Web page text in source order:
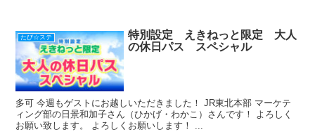
たび☆ステ
特別設定 えきねっと限定 大人
の休日パス スペシャル
多可 今週もゲストにお越しいただきました！ JR東北本部 マーケテ
ィング部の日景和加子さん（ひかげ・わかこ）さんです！ よろしく
お願い致します。 よろしくお願いします！ ...